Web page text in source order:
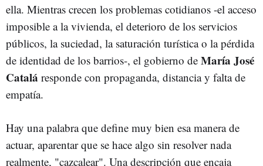
ella. Mientras crecen los problemas cotidianos -el acceso
imposible a la vivienda, el deterioro de los servicios
públicos, la suciedad, la saturación turística o la pérdida
de identidad de los barrios-, el gobierno de María José
Catalá responde con propaganda, distancia y falta de
empatía.
Hay una palabra que define muy bien esa manera de
actuar, aparentar que se hace algo sin resolver nada
realmente, "cazcalear". Una descripción que encaja